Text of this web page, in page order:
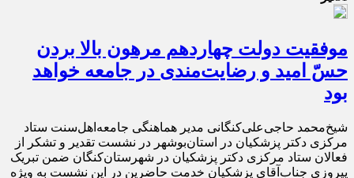
موفقیت دولت چهاردهم مرهون بالا بردن
حسّ اميد و رضايت‌مندی در جامعه خواهد
بود
شیخ‌محمد حاجی‌علی‌کنگانی مدیر هماهنگی جامعه‌اهل‌سنت ستاد
مرکزی دکتر پزشکیان در استان‌بوشهر در نشست تقدیر و‌ تشکر از
فعالان ستاد مرکزی دکتر پزشکیان در شهرستان‌کنگان ضمن تبریک
پیروزی جناب‌آقای پزشکیان خدمت حاضرین در این نشست به ویژه